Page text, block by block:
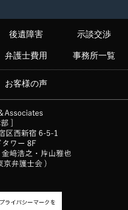
後遺障害 示談交渉
弁護士費用 事務所一覧
お客様の声